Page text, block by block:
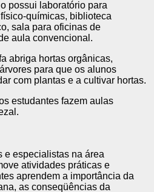
possui laboratório para
químicas, biblioteca
sala para oficinas de
aula convencional.
abriga hortas orgânicas,
para que os alunos
com plantas e a cultivar hortas.
estudantes fazem aulas
e especialistas na área
atividades práticas e
aprendem a importância da
as conseqüências da